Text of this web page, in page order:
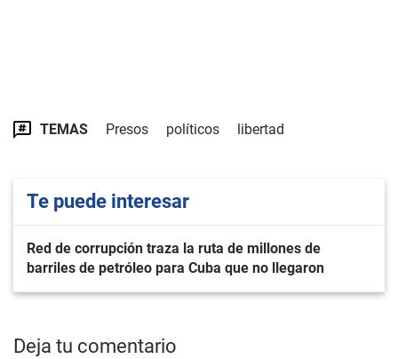
TEMAS Presos políticos libertad
Te puede interesar
Red de corrupción traza la ruta de millones de
barriles de petróleo para Cuba que no llegaron
Deja tu comentario